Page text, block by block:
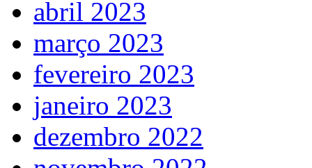
abril 2023
março 2023
fevereiro 2023
janeiro 2023
dezembro 2022